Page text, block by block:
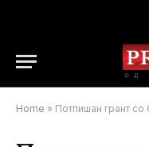
Home » Потпишан грант со Светска банка: